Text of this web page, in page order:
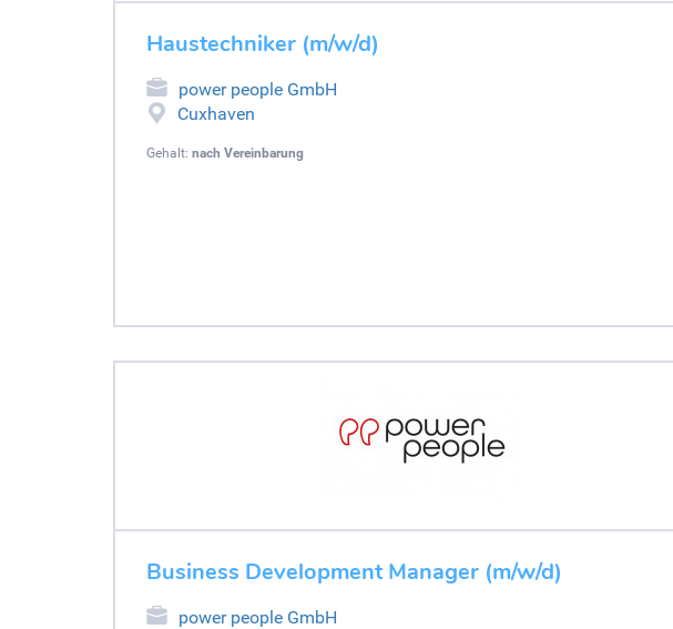
Haustechniker (m/w/d)
power people GmbH
Cuxhaven
Gehalt: nach Vereinbarung
Business Development Manager (m/w/d)
power people GmbH